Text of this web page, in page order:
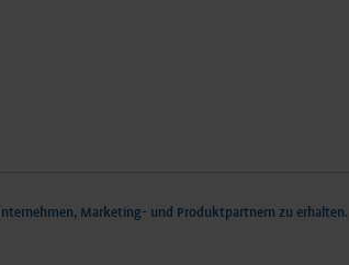
Marketing- und Produktpartnern zu erhalten.